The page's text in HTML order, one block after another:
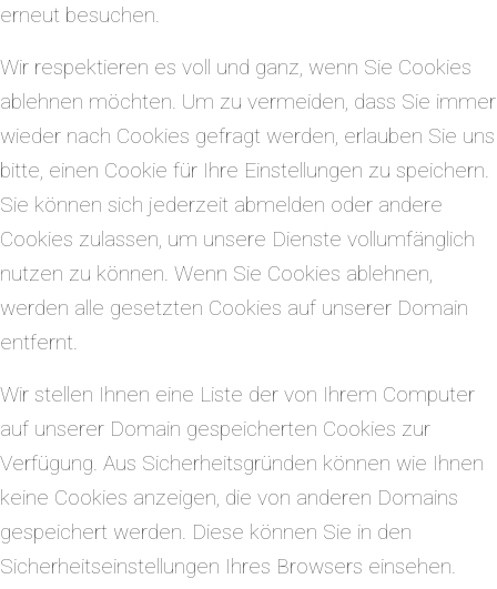
erneut besuchen.
Wir respektieren es voll und ganz, wenn Sie Cookies
ablehnen möchten. Um zu vermeiden, dass Sie immer
wieder nach Cookies gefragt werden, erlauben Sie uns
bitte, einen Cookie für Ihre Einstellungen zu speichern.
Sie können sich jederzeit abmelden oder andere
Cookies zulassen, um unsere Dienste vollumfänglich
nutzen zu können. Wenn Sie Cookies ablehnen,
werden alle gesetzten Cookies auf unserer Domain
entfernt.
Wir stellen Ihnen eine Liste der von Ihrem Computer
auf unserer Domain gespeicherten Cookies zur
Verfügung. Aus Sicherheitsgründen können wie Ihnen
keine Cookies anzeigen, die von anderen Domains
gespeichert werden. Diese können Sie in den
Sicherheitseinstellungen Ihres Browsers einsehen.